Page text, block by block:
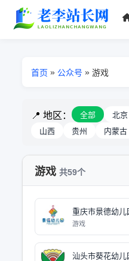
首页 » 公众号 » 游戏
📍 地区： 全部 北京
山西
贵州 内蒙古
游戏 共59个
重庆市景德幼儿
游戏
汕头市葵花幼儿